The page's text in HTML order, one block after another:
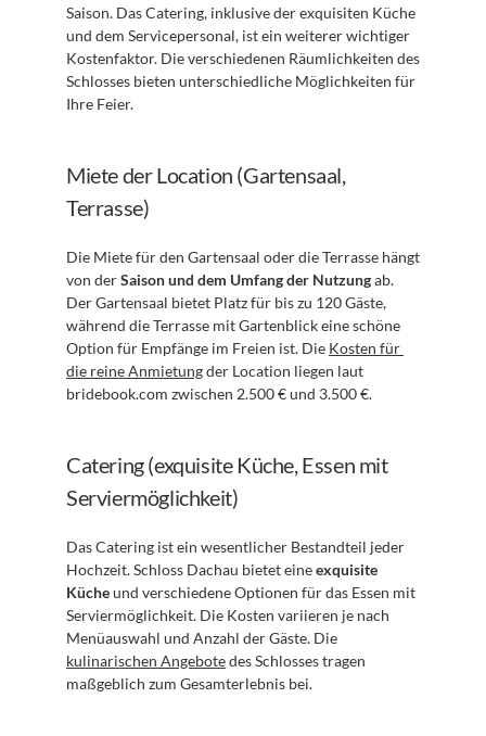
Saison. Das Catering, inklusive der exquisiten Küche
und dem Servicepersonal, ist ein weiterer wichtiger
Kostenfaktor. Die verschiedenen Räumlichkeiten des
Schlosses bieten unterschiedliche Möglichkeiten für
Ihre Feier.
Miete der Location (Gartensaal,
Terrasse)
Die Miete für den Gartensaal oder die Terrasse hängt
von der Saison und dem Umfang der Nutzung ab.
Der Gartensaal bietet Platz für bis zu 120 Gäste,
während die Terrasse mit Gartenblick eine schöne
Option für Empfänge im Freien ist. Die Kosten für
die reine Anmietung der Location liegen laut
bridebook.com zwischen 2.500 € und 3.500 €.
Catering (exquisite Küche, Essen mit
Serviermöglichkeit)
Das Catering ist ein wesentlicher Bestandteil jeder
Hochzeit. Schloss Dachau bietet eine exquisite
Küche und verschiedene Optionen für das Essen mit
Serviermöglichkeit. Die Kosten variieren je nach
kulinarischen Angebote des Schlosses tragen
maßgeblich zum Gesamterlebnis bei.